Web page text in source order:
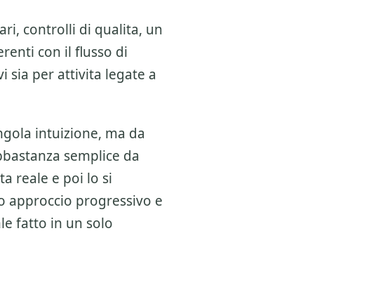
controlli di qualita, un
con il flusso di
sia per attivita legate a
intuizione, ma da
semplice da
reale e poi lo si
approccio progressivo e
fatto in un solo